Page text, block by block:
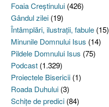
Foaia Creştinului (426)
Gândul zilei (19)
Întâmplări, ilustraţii, fabule (15)
Minunile Domnului Isus (14)
Pildele Domnului Isus (75)
Podcast (1.329)
Proiectele Bisericii (1)
Roada Duhului (3)
Schiţe de predici (84)